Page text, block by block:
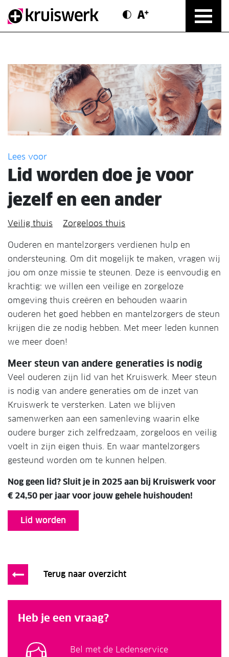
Direct door naar content
Contrast modus
Text vergroten
Lees voor
Lid worden doe je voor
jezelf en een ander
Veilig thuis
Zorgeloos thuis
Ouderen en mantelzorgers verdienen hulp en
ondersteuning. Om dit mogelijk te maken, vragen wij
jou om onze missie te steunen. Deze is eenvoudig en
krachtig: we willen een veilige en zorgeloze
omgeving thuis creëren en behouden waarin
ouderen het goed hebben en mantelzorgers de steun
krijgen die ze nodig hebben. Met meer leden kunnen
we meer doen!
Meer steun van andere generaties is nodig
Veel ouderen zijn lid van het Kruiswerk. Meer steun
is nodig van andere generaties om de inzet van
Kruiswerk te versterken. Laten we blijven
samenwerken aan een samenleving waarin elke
oudere burger zich zelfredzaam, zorgeloos en veilig
voelt in zijn eigen thuis. En waar mantelzorgers
gesteund worden om te kunnen helpen.
Nog geen lid? Sluit je in 2025 aan bij Kruiswerk voor
€ 24,50 per jaar voor jouw gehele huishouden!
Lid worden
Terug naar overzicht
Heb je een vraag?
Bel met de Ledenservice